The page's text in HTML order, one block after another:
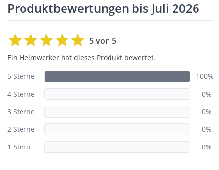
Produktbewertungen bis Juli 2026
5 von 5
Ein Heimwerker hat dieses Produkt bewertet.
5 Sterne
100%
4 Sterne
0%
3 Sterne
0%
2 Sterne
0%
1 Stern
0%